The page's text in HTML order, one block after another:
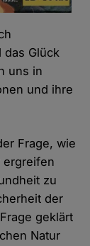
das Glück
uns in
und ihre
Frage, wie
ergreifen
zu
der
geklärt
Natur